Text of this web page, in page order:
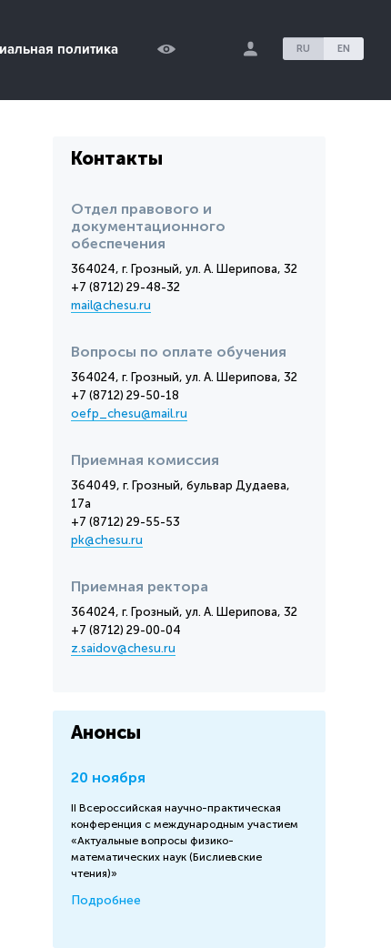
политика RU EN
Контакты
Отдел правового и
документационного
обеспечения
364024, г. Грозный, ул. А. Шерипова, 32
+7 (8712) 29-48-32
mail@chesu.ru
Вопросы по оплате обучения
364024, г. Грозный, ул. А. Шерипова, 32
+7 (8712) 29-50-18
oefp_chesu@mail.ru
Приемная комиссия
364049, г. Грозный, бульвар Дудаева,
17а
+7 (8712) 29-55-53
pk@chesu.ru
Приемная ректора
364024, г. Грозный, ул. А. Шерипова, 32
+7 (8712) 29-00-04
z.saidov@chesu.ru
Анонсы
20 ноября
II Всероссийская научно-практическая
конференция с международным участием
«Актуальные вопросы физико-
математических наук (Бислиевские
чтения)»
Подробнее